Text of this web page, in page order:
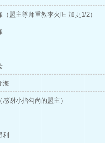
盟主尊师重教李火旺 加更1/2）
海
谢小指勾尚的盟主）
利